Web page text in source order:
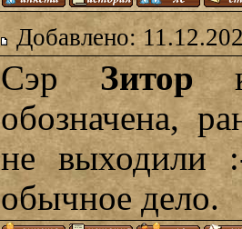
Добавлено:
СэрЗитор
обозначена,
не выходили
обычное дело.